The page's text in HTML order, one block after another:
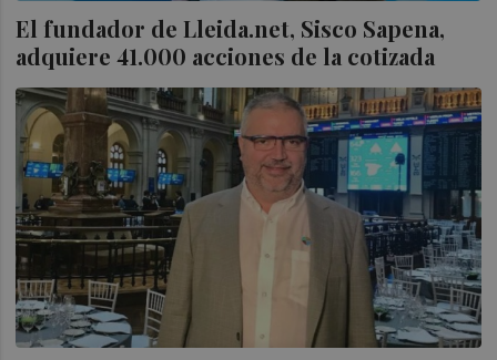
El fundador de Lleida.net, Sisco Sapena,
adquiere 41.000 acciones de la cotizada